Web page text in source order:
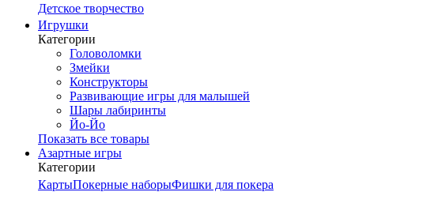
Детское творчество
Игрушки
Категории
Головоломки
Змейки
Конструкторы
Развивающие игры для малышей
Шары лабиринты
Йо-Йо
Показать все товары
Азартные игры
Категории
КартыПокерные наборыФишки для покера